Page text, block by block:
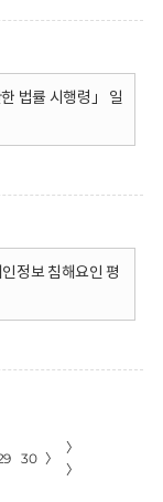
법률 시행령」 일
정보 침해요인 평
30 〉
〉
〉